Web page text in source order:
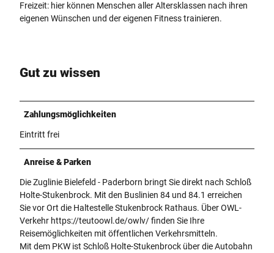
Freizeit: hier können Menschen aller Altersklassen nach ihren
eigenen Wünschen und der eigenen Fitness trainieren.
Gut zu wissen
Zahlungsmöglichkeiten
Eintritt frei
Anreise & Parken
Die Zuglinie Bielefeld - Paderborn bringt Sie direkt nach Schloß
Holte-Stukenbrock. Mit den Buslinien 84 und 84.1 erreichen
Sie vor Ort die Haltestelle Stukenbrock Rathaus. Über OWL-
Verkehr https://teutoowl.de/owlv/ finden Sie Ihre
Reisemöglichkeiten mit öffentlichen Verkehrsmitteln.
Mit dem PKW ist Schloß Holte-Stukenbrock über die Autobahn